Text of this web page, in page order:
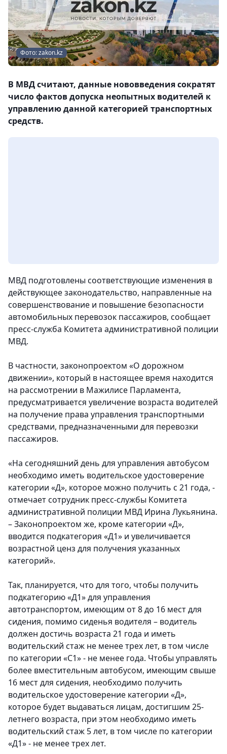
Фото: zakon.kz
В МВД считают, данные нововведения сократят
число фактов допуска неопытных водителей к
управлению данной категорией транспортных
средств.
МВД подготовлены соответствующие изменения в
действующее законодательство, направленные на
совершенствование и повышение безопасности
автомобильных перевозок пассажиров, сообщает
пресс-служба Комитета административной полиции
МВД.
В частности, законопроектом «О дорожном
движении», который в настоящее время находится
на рассмотрении в Мажилисе Парламента,
предусматривается увеличение возраста водителей
на получение права управления транспортными
средствами, предназначенными для перевозки
пассажиров.
«На сегодняшний день для управления автобусом
необходимо иметь водительское удостоверение
категории «Д», которое можно получить с 21 года, -
отмечает сотрудник пресс-службы Комитета
административной полиции МВД Ирина Лукьянина.
– Законопроектом же, кроме категории «Д»,
вводится подкатегория «Д1» и увеличивается
возрастной ценз для получения указанных
категорий».
Так, планируется, что для того, чтобы получить
подкатегорию «Д1» для управления
автотранспортом, имеющим от 8 до 16 мест для
сидения, помимо сиденья водителя – водитель
должен достичь возраста 21 года и иметь
водительский стаж не менее трех лет, в том числе
по категории «С1» - не менее года. Чтобы управлять
более вместительным автобусом, имеющим свыше
16 мест для сидения, необходимо получить
водительское удостоверение категории «Д»,
которое будет выдаваться лицам, достигшим 25-
летнего возраста, при этом необходимо иметь
водительский стаж 5 лет, в том числе по категории
«Д1» - не менее трех лет.